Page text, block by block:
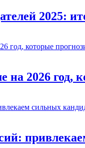
2025:
на 2026 год,